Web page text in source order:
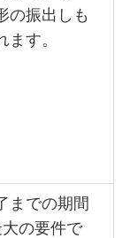
の振出しも
ます。
までの期間
の要件で